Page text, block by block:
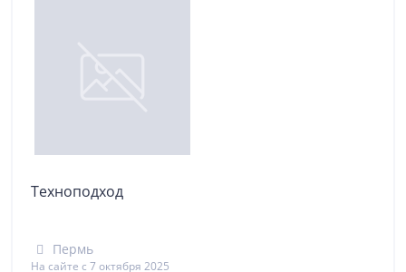
Техноподход
Пермь
На сайте с 7 октября 2025